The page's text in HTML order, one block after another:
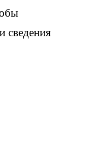
сведения